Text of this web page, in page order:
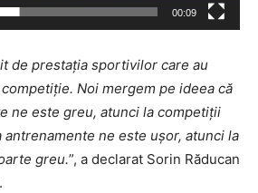
00:09
de prestația sportivilor care au
Noi mergem pe ideea că
ne este greu, atunci la competiții
antrenamente ne este ușor, atunci la
greu.”, a declarat Sorin Răducan